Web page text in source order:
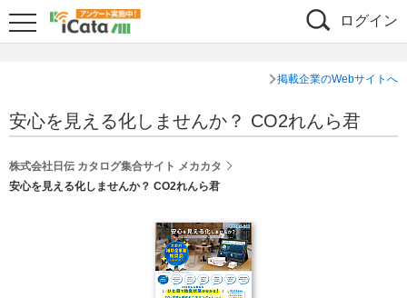
ログイン
掲載企業のWebサイトへ
安心を見える化しませんか？ CO2れんら君
株式会社日伝 カタログ集合サイト メカカタ
安心を見える化しませんか？ CO2れんら君